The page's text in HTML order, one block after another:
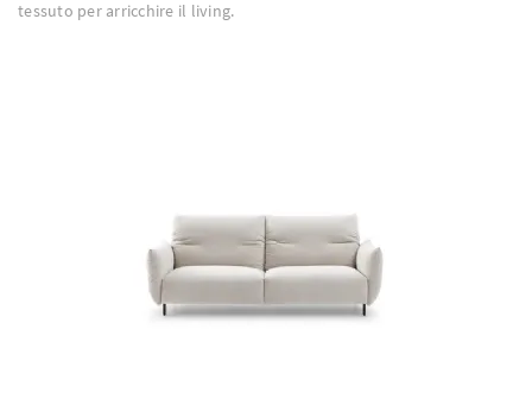
tessuto per arricchire il living.